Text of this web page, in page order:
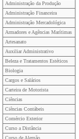
Administração da Produção
Administração Financeira
Administração Mercadológica
Armadores e Agências Marítimas
Artesanato
Auxiliar Administrativo
Beleza e Tratamentos Estéticos
Biologia
Cargos e Salários
Carteira de Motorista
Ciências
Ciências Contábeis
Comércio Exterior
Curso a Distância
Curso de Alemão